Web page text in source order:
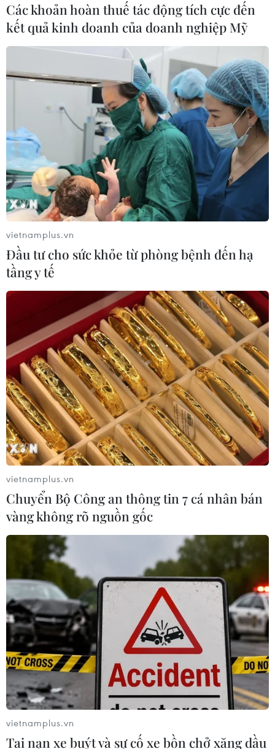
TIN CÙNG CHUYÊN MỤC
Các khoản hoàn thuế tác động tích cực đến
kết quả kinh doanh của doanh nghiệp Mỹ
vietnamplus.vn
Đầu tư cho sức khỏe từ phòng bệnh đến hạ
tầng y tế
vietnamplus.vn
Chuyển Bộ Công an thông tin 7 cá nhân bán
vàng không rõ nguồn gốc
vietnamplus.vn
Tai nạn xe buýt và sự cố xe bồn chở xăng dầu